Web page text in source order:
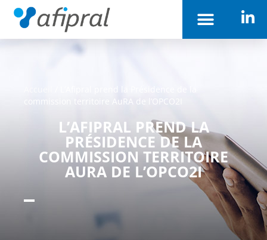
commission territoire AuRA de l’OPCO2I
L’AFIPRAL PREND LA
PRÉSIDENCE DE LA
COMMISSION TERRITOIRE
AURA DE L’OPCO2I